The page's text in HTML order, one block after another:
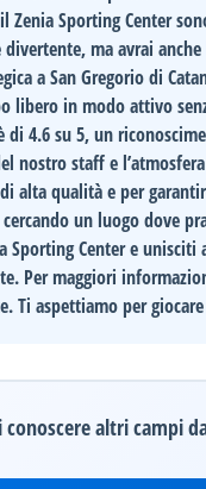
ilZenia Sporting Center
ma avrai
a San Gregorio di
libero in modo attivo
di4.6 su 5, un
nostro staff e
alta qualità e per
un luogo dove
Sporting Centere unisciti
Per maggiori
Ti aspettiamo per
conoscere altri campi